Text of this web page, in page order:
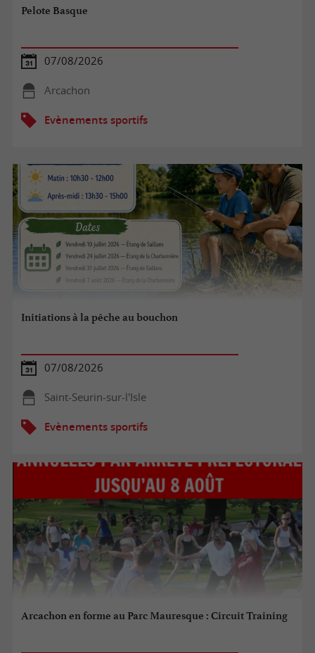
Pelote Basque
07/08/2026
Arcachon
Evènements sportifs
Initiations à la pêche au bouchon
07/08/2026
Saint-Seurin-sur-l'Isle
Evènements sportifs
Arcachon en forme au Parc Mauresque : Circuit Training